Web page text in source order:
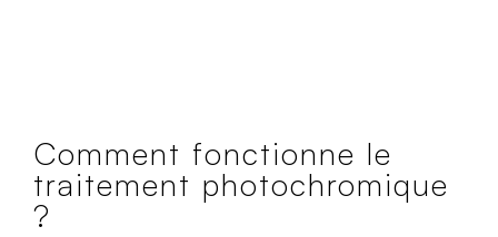
Comment fonctionne le
traitement photochromique
?